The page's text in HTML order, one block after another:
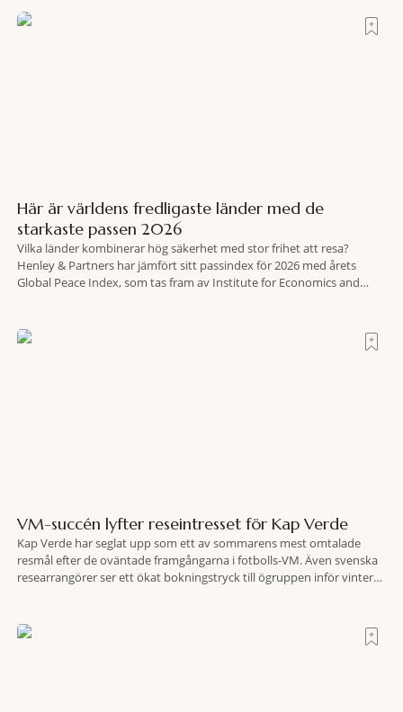
Här är världens fredligaste länder med de
starkaste passen 2026
Vilka länder kombinerar hög säkerhet med stor frihet att resa?
Henley & Partners har jämfört sitt passindex för 2026 med årets
Global Peace Index, som tas fram av Institute for Economics and
VM-succén lyfter reseintresset för Kap Verde
Kap Verde har seglat upp som ett av sommarens mest omtalade
resmål efter de oväntade framgångarna i fotbolls-VM. Även svenska
researrangörer ser ett ökat bokningstryck till ögruppen inför vintern.
motsvarande vecka i